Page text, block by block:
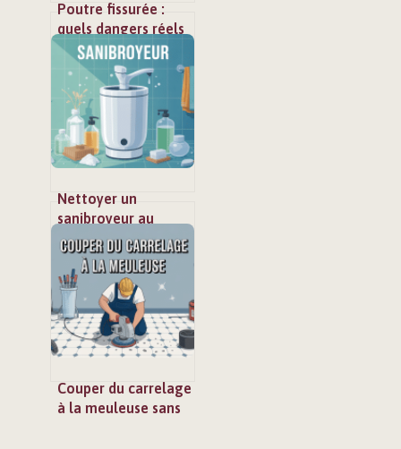
Poutre fissurée :
quels dangers réels
et quand s’inquiéter
Nettoyer un
sanibroyeur au
bicarbonate de
soude efficacement
et sans risque
Couper du carrelage
à la meuleuse sans